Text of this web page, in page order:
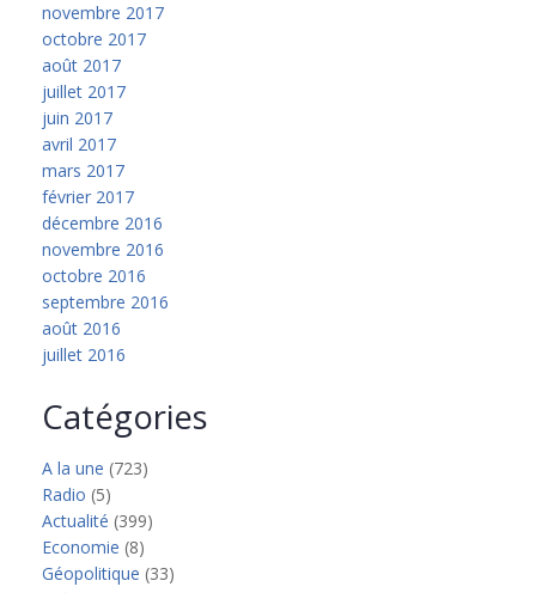
novembre 2017
octobre 2017
août 2017
juillet 2017
juin 2017
avril 2017
mars 2017
février 2017
décembre 2016
novembre 2016
octobre 2016
septembre 2016
août 2016
juillet 2016
Catégories
A la une (723)
Radio (5)
Actualité (399)
Economie (8)
Géopolitique (33)